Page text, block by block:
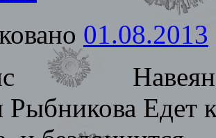
01.08.2013
Рыбникова